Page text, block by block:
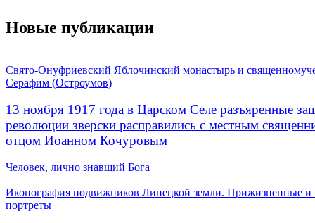
Новые публикации
Свято-Онуфриевский Яблочинский монастырь и
Серафим (Остроумов)
13 ноября 1917 года в Царском Селе разъяренные
революции зверски расправились с местным
отцом Иоанном Кочуровым
Человек, лично знавший Бога
Иконография подвижников Липецкой земли. Прижизненные и
портреты